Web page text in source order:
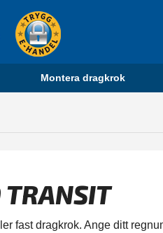
Montera dragkrok
fast dragkrok. Ange ditt